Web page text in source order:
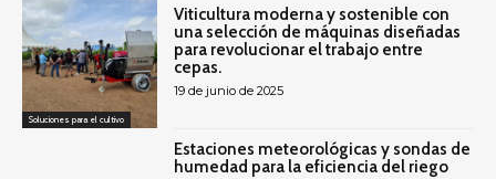
Soluciones para el cultivo
Viticultura moderna y sostenible con
una selección de máquinas diseñadas
para revolucionar el trabajo entre
cepas.
19 de junio de 2025
Estaciones meteorológicas y sondas de
humedad para la eficiencia del riego